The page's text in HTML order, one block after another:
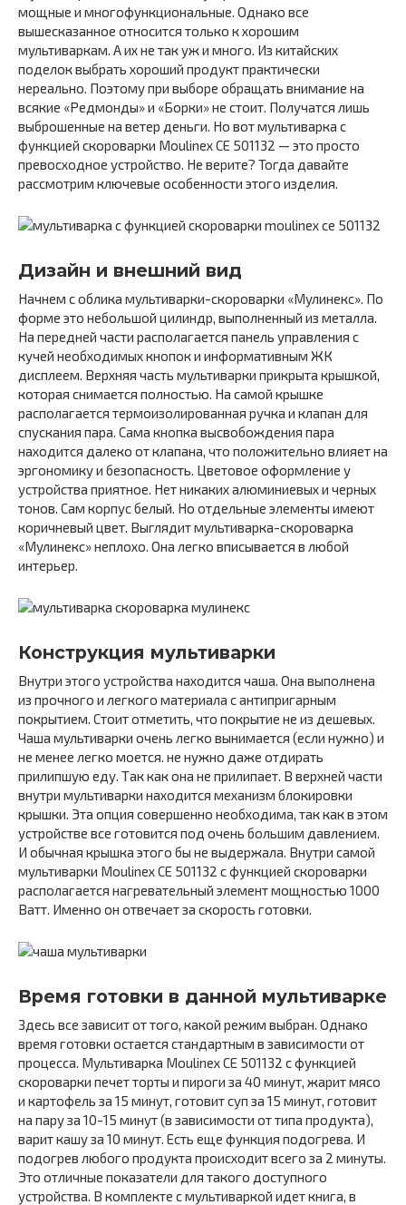
мощные и многофункциональные. Однако все
вышесказанное относится только к хорошим
мультиваркам. А их не так уж и много. Из китайских
поделок выбрать хороший продукт практически
нереально. Поэтому при выборе обращать внимание на
всякие «Редмонды» и «Борки» не стоит. Получатся лишь
выброшенные на ветер деньги. Но вот мультиварка с
функцией скороварки Moulinex CE 501132 — это просто
превосходное устройство. Не верите? Тогда давайте
рассмотрим ключевые особенности этого изделия.
Дизайн и внешний вид
Начнем с облика мультиварки-скороварки «Мулинекс». По
форме это небольшой цилиндр, выполненный из металла.
На передней части располагается панель управления с
кучей необходимых кнопок и информативным ЖК
дисплеем. Верхняя часть мультиварки прикрыта крышкой,
которая снимается полностью. На самой крышке
располагается термоизолированная ручка и клапан для
спускания пара. Сама кнопка высвобождения пара
находится далеко от клапана, что положительно влияет на
эргономику и безопасность. Цветовое оформление у
устройства приятное. Нет никаких алюминиевых и черных
тонов. Сам корпус белый. Но отдельные элементы имеют
коричневый цвет. Выглядит мультиварка-скороварка
«Мулинекс» неплохо. Она легко вписывается в любой
интерьер.
Конструкция мультиварки
Внутри этого устройства находится чаша. Она выполнена
из прочного и легкого материала с антипригарным
покрытием. Стоит отметить, что покрытие не из дешевых.
Чаша мультиварки очень легко вынимается (если нужно) и
не менее легко моется. не нужно даже отдирать
прилипшую еду. Так как она не прилипает. В верхней части
внутри мультиварки находится механизм блокировки
крышки. Эта опция совершенно необходима, так как в этом
устройстве все готовится под очень большим давлением.
И обычная крышка этого бы не выдержала. Внутри самой
мультиварки Moulinex CE 501132 с функцией скороварки
располагается нагревательный элемент мощностью 1000
Ватт. Именно он отвечает за скорость готовки.
Время готовки в данной мультиварке
Здесь все зависит от того, какой режим выбран. Однако
время готовки остается стандартным в зависимости от
процесса. Мультиварка Moulinex CE 501132 с функцией
скороварки печет торты и пироги за 40 минут, жарит мясо
и картофель за 15 минут, готовит суп за 15 минут, готовит
на пару за 10-15 минут (в зависимости от типа продукта),
варит кашу за 10 минут. Есть еще функция подогрева. И
подогрев любого продукта происходит всего за 2 минуты.
Это отличные показатели для такого доступного
устройства. В комплекте с мультиваркой идет книга, в